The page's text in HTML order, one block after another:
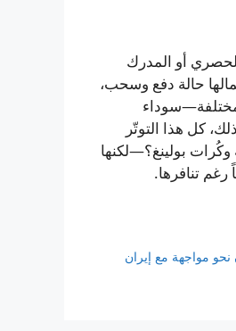
أو المدرك
حالة دفع وسحب،
كل هذا التوتّر
بولينغ؟—لكنها
رغم تنافرها.
نحو مواجهة مع إيران